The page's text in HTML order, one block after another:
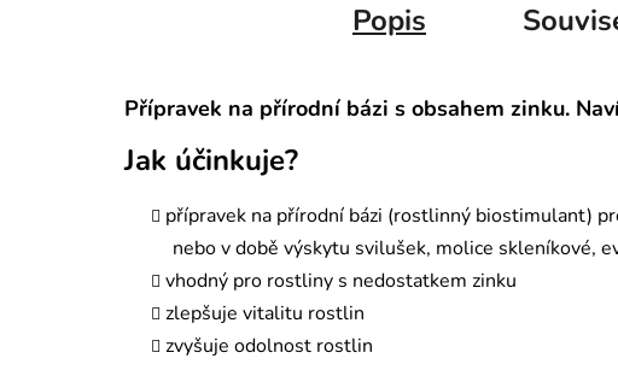
Popis
Přípravek na přírodní bázi s obsahem zinku.
Jak účinkuje?
přípravek na přírodní bázi (rostlinný biostimulant)
nebo v době výskytu svilušek, molice skleníkové,
vhodný pro rostliny s nedostatkem zinku
zlepšuje vitalitu rostlin
zvyšuje odolnost rostlin